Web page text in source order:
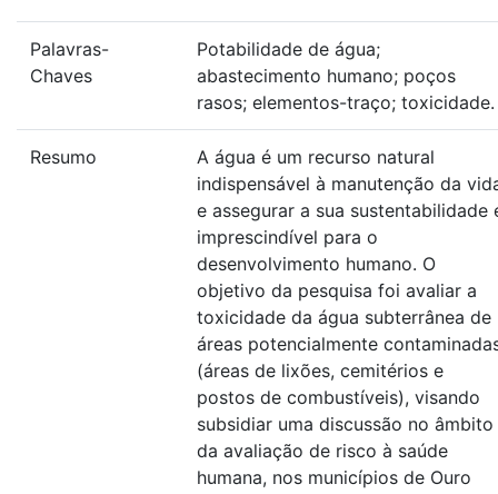
Palavras-
Chaves
Potabilidade de água;
abastecimento humano; poços
rasos; elementos-traço; toxicidade.
Resumo
A água é um recurso natural
indispensável à manutenção da
e assegurar a sua sustentabilidade
imprescindível para o
desenvolvimento humano. O
objetivo da pesquisa foi avaliar a
toxicidade da água subterrânea de
áreas potencialmente
(áreas de lixões, cemitérios e
postos de combustíveis), visando
subsidiar uma discussão no âmbito
da avaliação de risco à saúde
humana, nos municípios de Ouro